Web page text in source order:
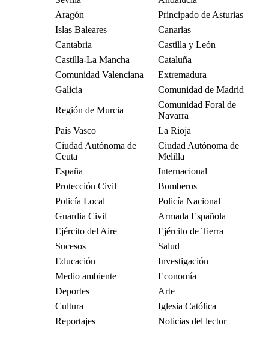
Aragón
Principado de Asturias
Islas Baleares
Canarias
Cantabria
Castilla y León
Castilla-La Mancha
Cataluña
Comunidad Valenciana
Extremadura
Galicia
Comunidad de Madrid
Región de Murcia
Comunidad Foral de
Navarra
País Vasco
La Rioja
Ciudad Autónoma de
Ceuta
Ciudad Autónoma de
Melilla
España
Internacional
Protección Civil
Bomberos
Policía Local
Policía Nacional
Guardia Civil
Armada Española
Ejército del Aire
Ejército de Tierra
Sucesos
Salud
Educación
Investigación
Medio ambiente
Economía
Deportes
Arte
Cultura
Iglesia Católica
Reportajes
Noticias del lector